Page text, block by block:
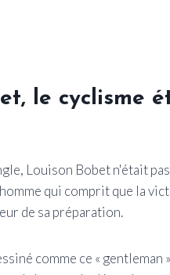
le cyclisme
Louison Bobet n'était
qui comprit que la
de sa préparation.
comme ce «